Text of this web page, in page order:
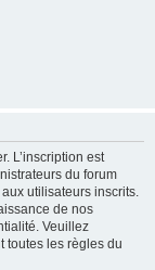
L’inscription est
du forum
utilisateurs inscrits.
de nos
Veuillez
toutes les règles du